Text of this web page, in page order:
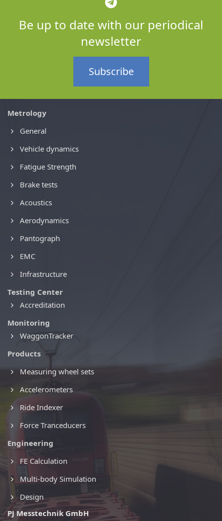
Be up to date with our periodical
newsletter
Subscribe
Metrology
General
Vehicle dynamics
Fatigue Strength
Brake tests
Acoustics
Aerodynamics
Pantograph
EMC
Infrastructure
Testing Center
Accreditation
Monitoring
WaggonTracker
Products
Measuring wheel sets
Accelerometers
Ride Indexer
Force Tranceducers
Engineering
FE Calculation
Multi-body Simulation
Design
PJ Messtechnik GmbH